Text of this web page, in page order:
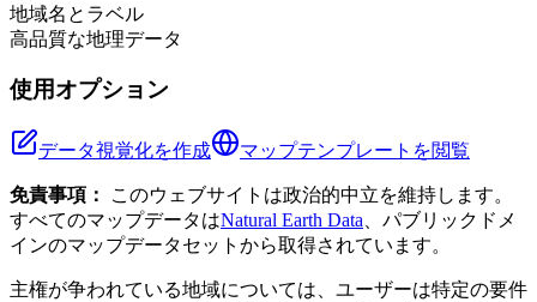
地域名とラベル
高品質な地理データ
使用オプション
データ視覚化を作成 マップテンプレートを閲覧
免責事項：
このウェブサイトは政治的中立を維持します。
すべてのマップデータはNatural Earth Data 、パブリックドメ
インのマップデータセットから取得されています。
主権が争われている地域については、ユーザーは特定の要件